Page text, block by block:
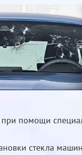
при помощи
стекла